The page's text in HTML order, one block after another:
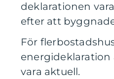
deklarationen
efter att
För
energideklaration
vara aktuell.